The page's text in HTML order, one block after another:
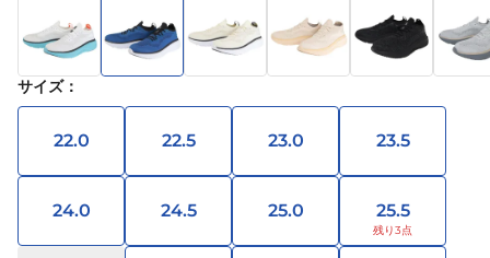
サイズ：
22.0 22.5 23.0 23.5
24.0 24.5 25.0 25.5